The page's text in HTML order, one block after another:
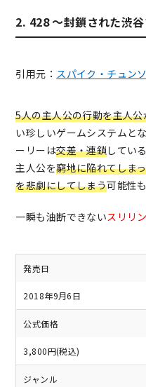
2. 428 〜封鎖された渋
引用元： スパイク・チュン
5人の主人公の行動を主人
い珍しいゲームシステムと
ーリーは交差・連鎖してい
主人公を窮地に陥れてしま
を悲劇にしてしまう可能性
一瞬も油断できないスリリ
発売日
2018年9月6日
公式価格
3,800円(税込)
ジャンル